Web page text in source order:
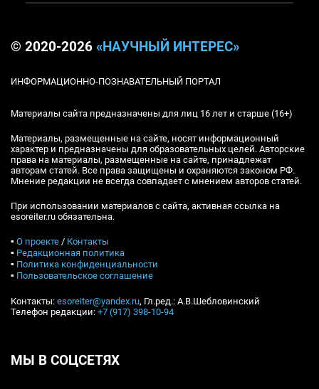
© 2020-2026 «НАУЧНЫЙ ИНТЕРЕС»
ИНФОРМАЦИОННО-ПОЗНАВАТЕЛЬНЫЙ ПОРТАЛ
Материалы сайта предназначены для лиц 16 лет и старше (16+)
Материалы, размещенные на сайте, носят информационный
характер и предназначены для образовательных целей. Авторские
права на материалы, размещенные на сайте, принадлежат
авторам статей. Все права защищены и охраняются законом РФ.
Мнение редакции не всегда совпадает с мнением авторов статей.
При использовании материалов с сайта, активная ссылка на
esoreiter.ru обязательна.
▪ О проекте / Контакты
▪ Редакционная политика
▪ Политика конфиденциальности
▪ Пользовательское соглашение
Контакты: esoreiter@yandex.ru, Гл.ред.: А.В.Шебловинский
Телефон редакции: +7 (917) 398-10-94
МЫ В СОЦСЕТЯХ